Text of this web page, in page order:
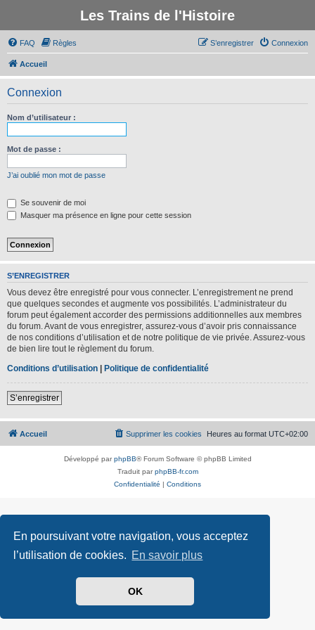
En poursuivant votre navigation, vous acceptez
l’utilisation de cookies. En savoir plus
OK
Les Trains de l'Histoire
FAQ Règles Connexion
S’enregistrer
Accueil
Connexion
Nom d’utilisateur :
Mot de passe :
J’ai oublié mon mot de passe
Se souvenir de moi
Masquer ma présence en ligne pour cette session
S’ENREGISTRER
Vous devez être enregistré pour vous connecter. L’enregistrement ne prend
que quelques secondes et augmente vos possibilités. L’administrateur du
forum peut également accorder des permissions additionnelles aux membres
du forum. Avant de vous enregistrer, assurez-vous d’avoir pris connaissance
de nos conditions d’utilisation et de notre politique de vie privée. Assurez-vous
de bien lire tout le règlement du forum.
Conditions d’utilisation | Politique de confidentialité
S’enregistrer
Accueil Heures au format UTC+02:00
Supprimer les cookies
Développé parphpBB® Forum Software © phpBB Limited
Traduit parphpBB-fr.com
Confidentialité | Conditions